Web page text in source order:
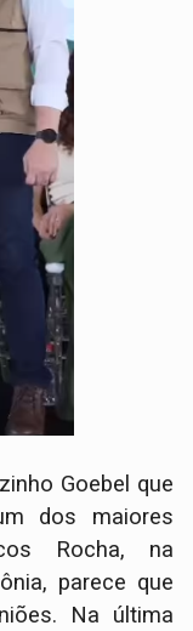
Goebel que
dos maiores
Rocha, na
parece que
Na última